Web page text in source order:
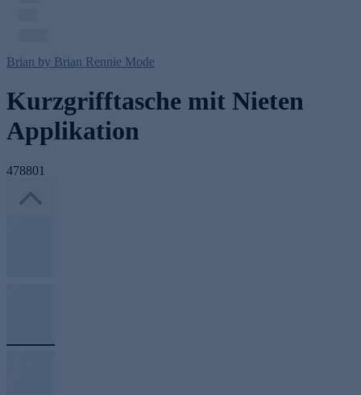
Brian by Brian Rennie Mode
Kurzgrifftasche mit Nieten
Applikation
478801